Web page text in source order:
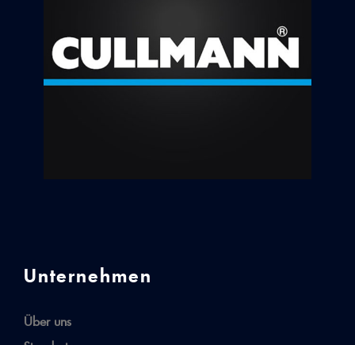
Unternehmen
Über uns